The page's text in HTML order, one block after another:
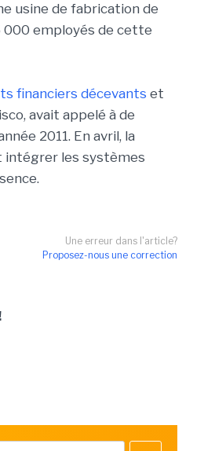
usine de fabrication de
000 employés de cette
financiers décevants et
avait appelé à de
2011. En avril, la
intégrer les systèmes
Une erreur dans l'article?
Proposez-nous une correction